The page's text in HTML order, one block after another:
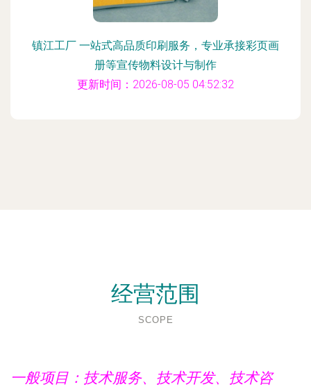
镇江工厂 一站式高品质印刷服务，专业承接彩页画
册等宣传物料设计与制作
更新时间：2026-08-05 04:52:32
经营范围
SCOPE
一般项目：技术服务、技术开发、技术咨